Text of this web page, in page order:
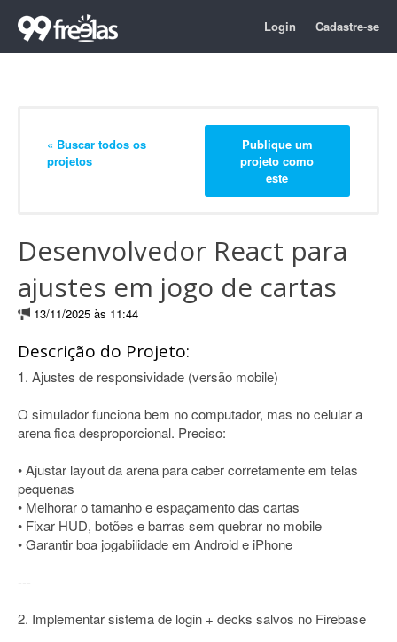
Login Cadastre-se
« Buscar todos os
projetos
Publique um
projeto como
este
Desenvolvedor React para
ajustes em jogo de cartas
13/11/2025 às 11:44
Descrição do Projeto:
1. Ajustes de responsividade (versão mobile)
O simulador funciona bem no computador, mas no celular a
arena fica desproporcional. Preciso:
• Ajustar layout da arena para caber corretamente em telas
pequenas
• Melhorar o tamanho e espaçamento das cartas
• Fixar HUD, botões e barras sem quebrar no mobile
• Garantir boa jogabilidade em Android e iPhone
---
2. Implementar sistema de login + decks salvos no Firebase